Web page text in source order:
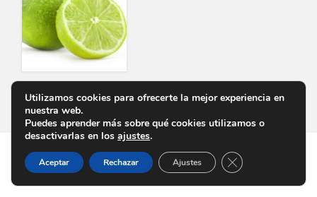
Personalizar Cookies Aviso Legal Política de Privacidad Política de cookies
Utilizamos cookies para ofrecerte la mejor experiencia en
nuestra web.
Puedes aprender más sobre qué cookies utilizamos o
desactivarlas en los ajustes.
Aceptar Rechazar Ajustes Cerrar el banner